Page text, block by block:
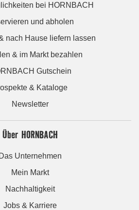
bei HORNBACH
und abholen
nach Hause liefern lassen
& im Markt bezahlen
Gutschein
& Kataloge
Newsletter
Über HORNBACH
Das Unternehmen
Mein Markt
Nachhaltigkeit
Jobs & Karriere